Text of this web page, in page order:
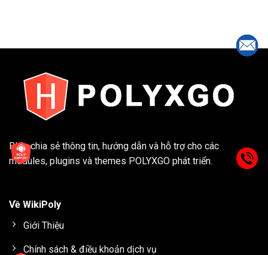
Blog chia sẻ thông tin, hướng dẫn và hỗ trợ cho các
modules, plugins và themes POLYXGO phát triển.
Về WikiPoly
Giới Thiệu
Chính sách & điều khoản dịch vụ